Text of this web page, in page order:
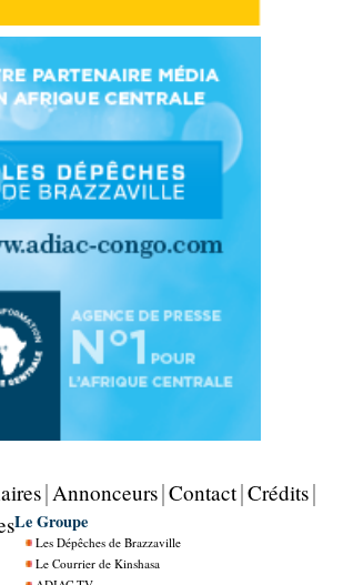
Annonceurs Contact Crédits
Le Groupe
Les Dépêches de Brazzaville
Le Courrier de Kinshasa